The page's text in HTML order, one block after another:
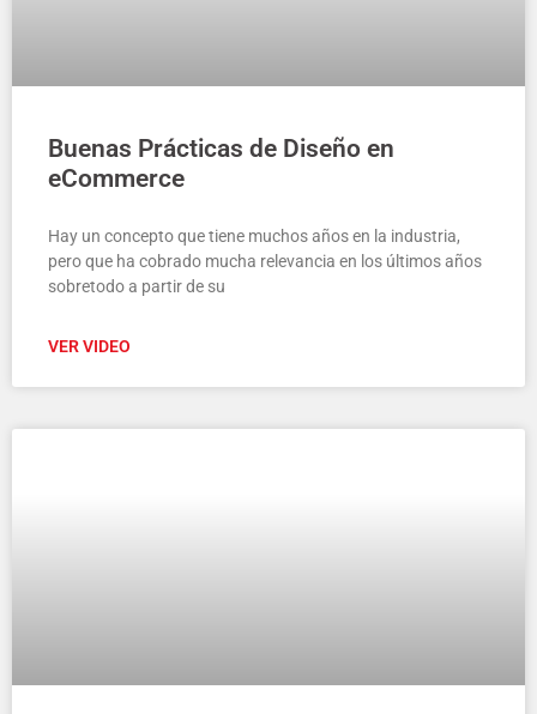
Buenas Prácticas de Diseño en
eCommerce
Hay un concepto que tiene muchos años en la industria,
pero que ha cobrado mucha relevancia en los últimos años
sobretodo a partir de su
VER VIDEO